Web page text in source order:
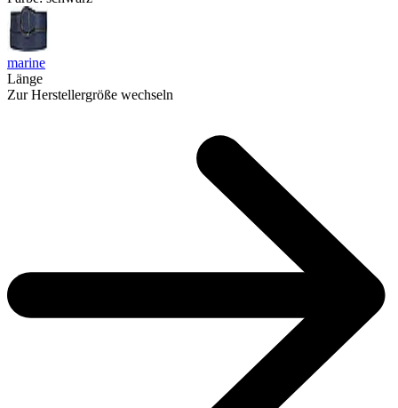
marine
Länge
Zur Herstellergröße wechseln